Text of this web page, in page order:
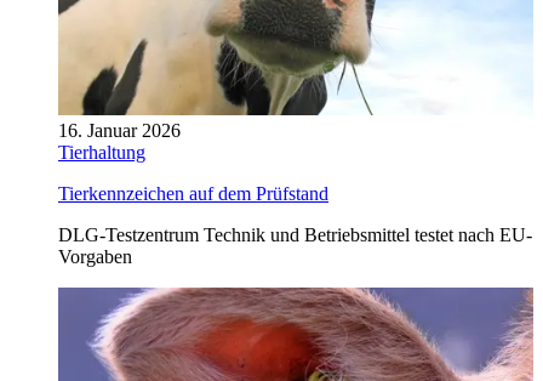
16. Januar 2026
Tierhaltung
Tierkennzeichen auf dem Prüfstand
DLG-Testzentrum Technik und Betriebsmittel testet nach EU-
Vorgaben